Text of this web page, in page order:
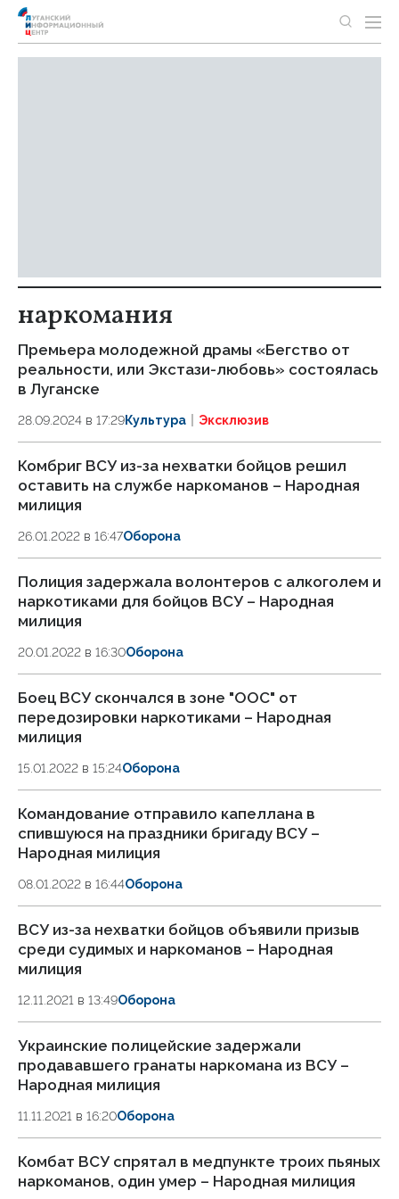
наркомания
Премьера молодежной драмы «Бегство от
реальности, или Экстази-любовь» состоялась
в Луганске
28.09.2024 в 17:29Культура Эксклюзив
Комбриг ВСУ из-за нехватки бойцов решил
оставить на службе наркоманов – Народная
милиция
26.01.2022 в 16:47Оборона
Полиция задержала волонтеров с алкоголем и
наркотиками для бойцов ВСУ – Народная
милиция
20.01.2022 в 16:30Оборона
Боец ВСУ скончался в зоне "ООС" от
передозировки наркотиками – Народная
милиция
15.01.2022 в 15:24Оборона
Командование отправило капеллана в
спившуюся на праздники бригаду ВСУ –
Народная милиция
08.01.2022 в 16:44Оборона
ВСУ из-за нехватки бойцов объявили призыв
среди судимых и наркоманов – Народная
милиция
12.11.2021 в 13:49Оборона
Украинские полицейские задержали
продававшего гранаты наркомана из ВСУ –
Народная милиция
11.11.2021 в 16:20Оборона
Комбат ВСУ спрятал в медпункте троих пьяных
наркоманов, один умер – Народная милиция